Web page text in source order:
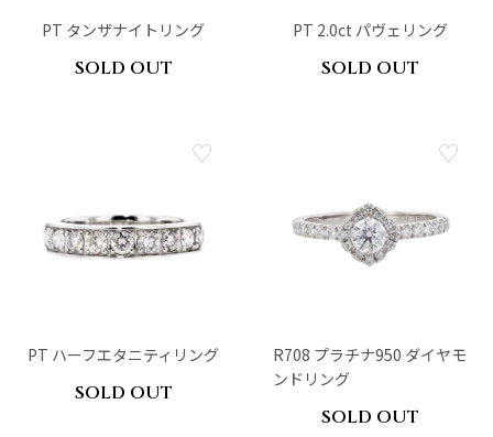
PT タンザナイトリング
SOLD OUT
PT 2.0ct パヴェリング
SOLD OUT
PT ハーフエタニティリング
SOLD OUT
R708 プラチナ950 ダイヤモ
ンドリング
SOLD OUT